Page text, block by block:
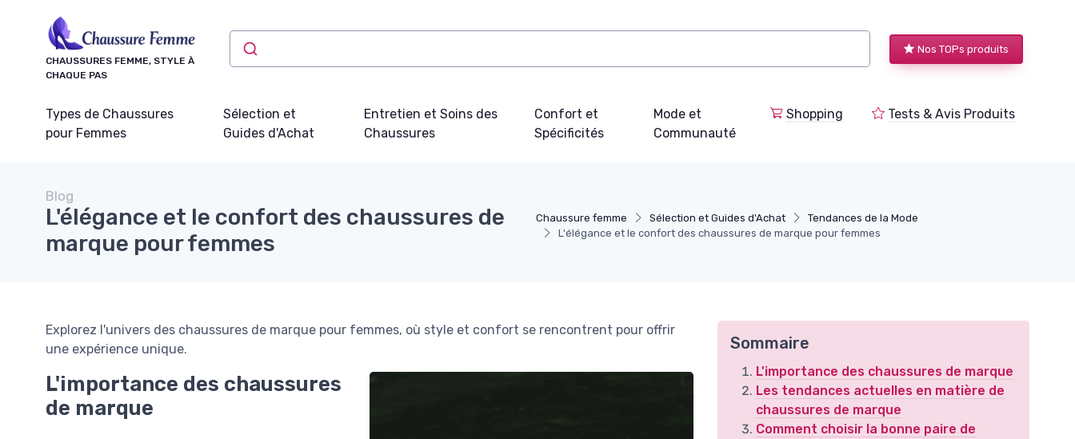
CHAUSSURES FEMME, STYLE À
CHAQUE PAS
Nos TOPs produits
Types de Chaussures
pour Femmes
Sélection et
Guides d'Achat
Entretien et Soins des
Chaussures
Confort et
Spécificités
Mode et
Communauté
Shopping Tests & Avis Produits
Chaussure femme Sélection et Guides d'Achat
Tendances de la Mode
L'élégance et le confort des chaussures de marque pour femmes
Blog
L'élégance et le confort des chaussures de
marque pour femmes
Explorez l'univers des chaussures de marque pour femmes, où style et confort se rencontrent pour offrir
une expérience unique.
L'importance des chaussures
de marque
Sommaire
L'importance des chaussures de marque
Les tendances actuelles en matière de
chaussures de marque
Comment choisir la bonne paire de